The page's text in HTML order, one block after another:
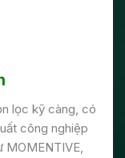
lọc kỹ càng, có
công nghiệp
MOMENTIVE,